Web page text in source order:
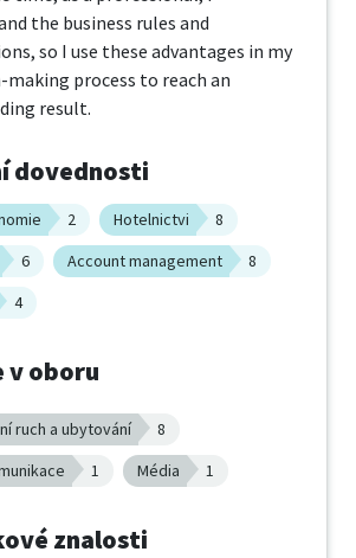
the business rules and
so I use these advantages in my
making process to reach an
result.
dovednosti
2 Hotelnictvi
8
6 Account management
8
4
v oboru
ruch a ubytování
8
1 Média 1
znalosti